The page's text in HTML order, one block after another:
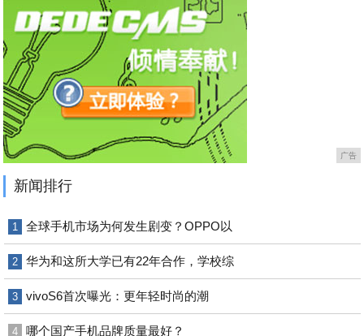
广告
新闻排行
1 全球手机市场为何发生剧变？OPPO以
2 华为和这所大学已有22年合作，学校综
3 vivoS6首次曝光：更年轻时尚的潮
4 哪个国产手机品牌质量最好？